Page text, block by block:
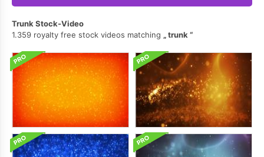
Trunk Stock-Video
1.359 royalty free stock videos matching
trunk